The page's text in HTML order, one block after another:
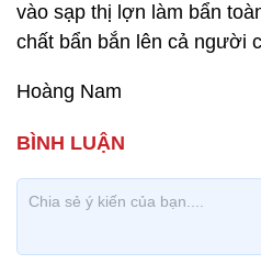
vào sạp thị lợn làm bẩn
chất bẩn bắn lên cả người
Hoàng Nam